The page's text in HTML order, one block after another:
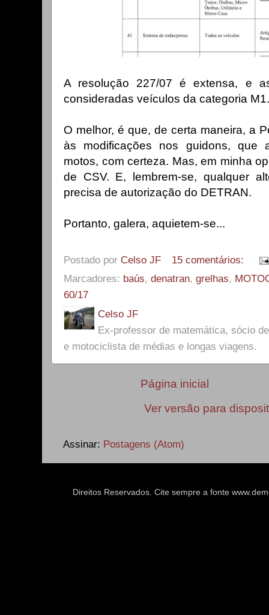
A resolução 227/07 é extensa, e
consideradas veículos da categoria
O melhor, é que, de certa maneira, a
às modificações nos guidons, que
motos, com certeza. Mas, em minha
de CSV. E, lembrem-se, qualquer
precisa de autorização do DETRAN.
Portanto, galera, aquietem-se...
Postado por Celso JF
15 comentários:
Marcadores: baús, denatran, grelhas,
60/17
Celso JF
Ex-professor de matemática, sócio
e motociclista de médias e longas viagens.
Página inicial
Ver versão para
Assinar: Postagens (Atom)
Direitos Reservados. Cite sempre a fonte